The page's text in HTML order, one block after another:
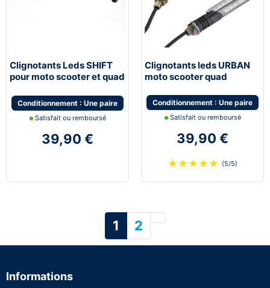
Clignotants Leds SHIFT
pour moto scooter et quad
Conditionnement : Une paire
Satisfait ou remboursé
39,90 €
Clignotants leds URBAN
moto scooter quad
Conditionnement : Une paire
Satisfait ou remboursé
39,90 €
★ ★ ★ ★ ★ (5/5)
1 2 Suivant
Informations